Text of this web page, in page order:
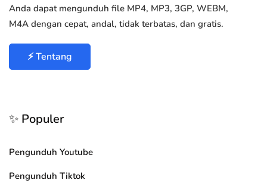
Anda dapat mengunduh file MP4, MP3, 3GP, WEBM,
M4A dengan cepat, andal, tidak terbatas, dan gratis.
⚡ Tentang
✨ Populer
Pengunduh Youtube
Pengunduh Tiktok